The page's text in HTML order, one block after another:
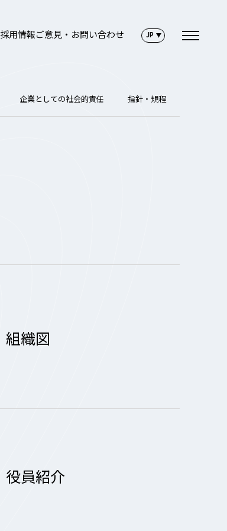
採用情報ご意見・お問い合わせ
企業としての社会的責任 指針・規程
組織図
役員紹介